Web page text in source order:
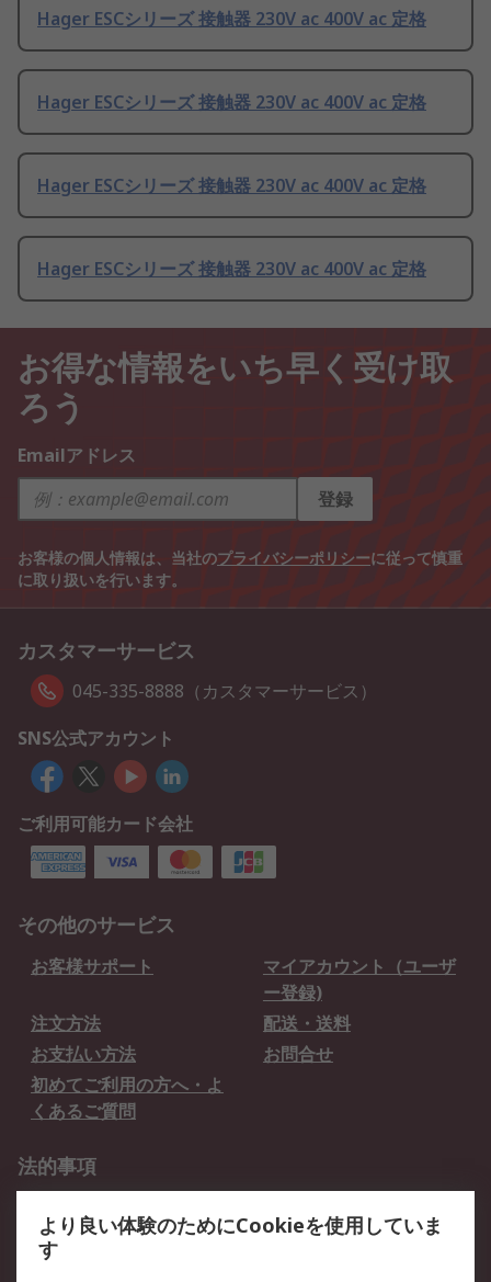
Hager ESCシリーズ 接触器 230V ac 400V ac 定格
Hager ESCシリーズ 接触器 230V ac 400V ac 定格
Hager ESCシリーズ 接触器 230V ac 400V ac 定格
Hager ESCシリーズ 接触器 230V ac 400V ac 定格
お得な情報をいち早く受け取
ろう
Emailアドレス
登録
お客様の個人情報は、当社のプライバシーポリシーに従って慎重
に取り扱いを行います。
カスタマーサービス
045-335-8888（カスタマーサービス）
SNS公式アカウント
ご利用可能カード会社
その他のサービス
お客様サポート
マイアカウント（ユーザ
ー登録)
注文方法
配送・送料
お支払い方法
お問合せ
初めてご利用の方へ・よ
くあるご質問
法的事項
クッキーポリシー
より良い体験のためにCookieを使用していま
す